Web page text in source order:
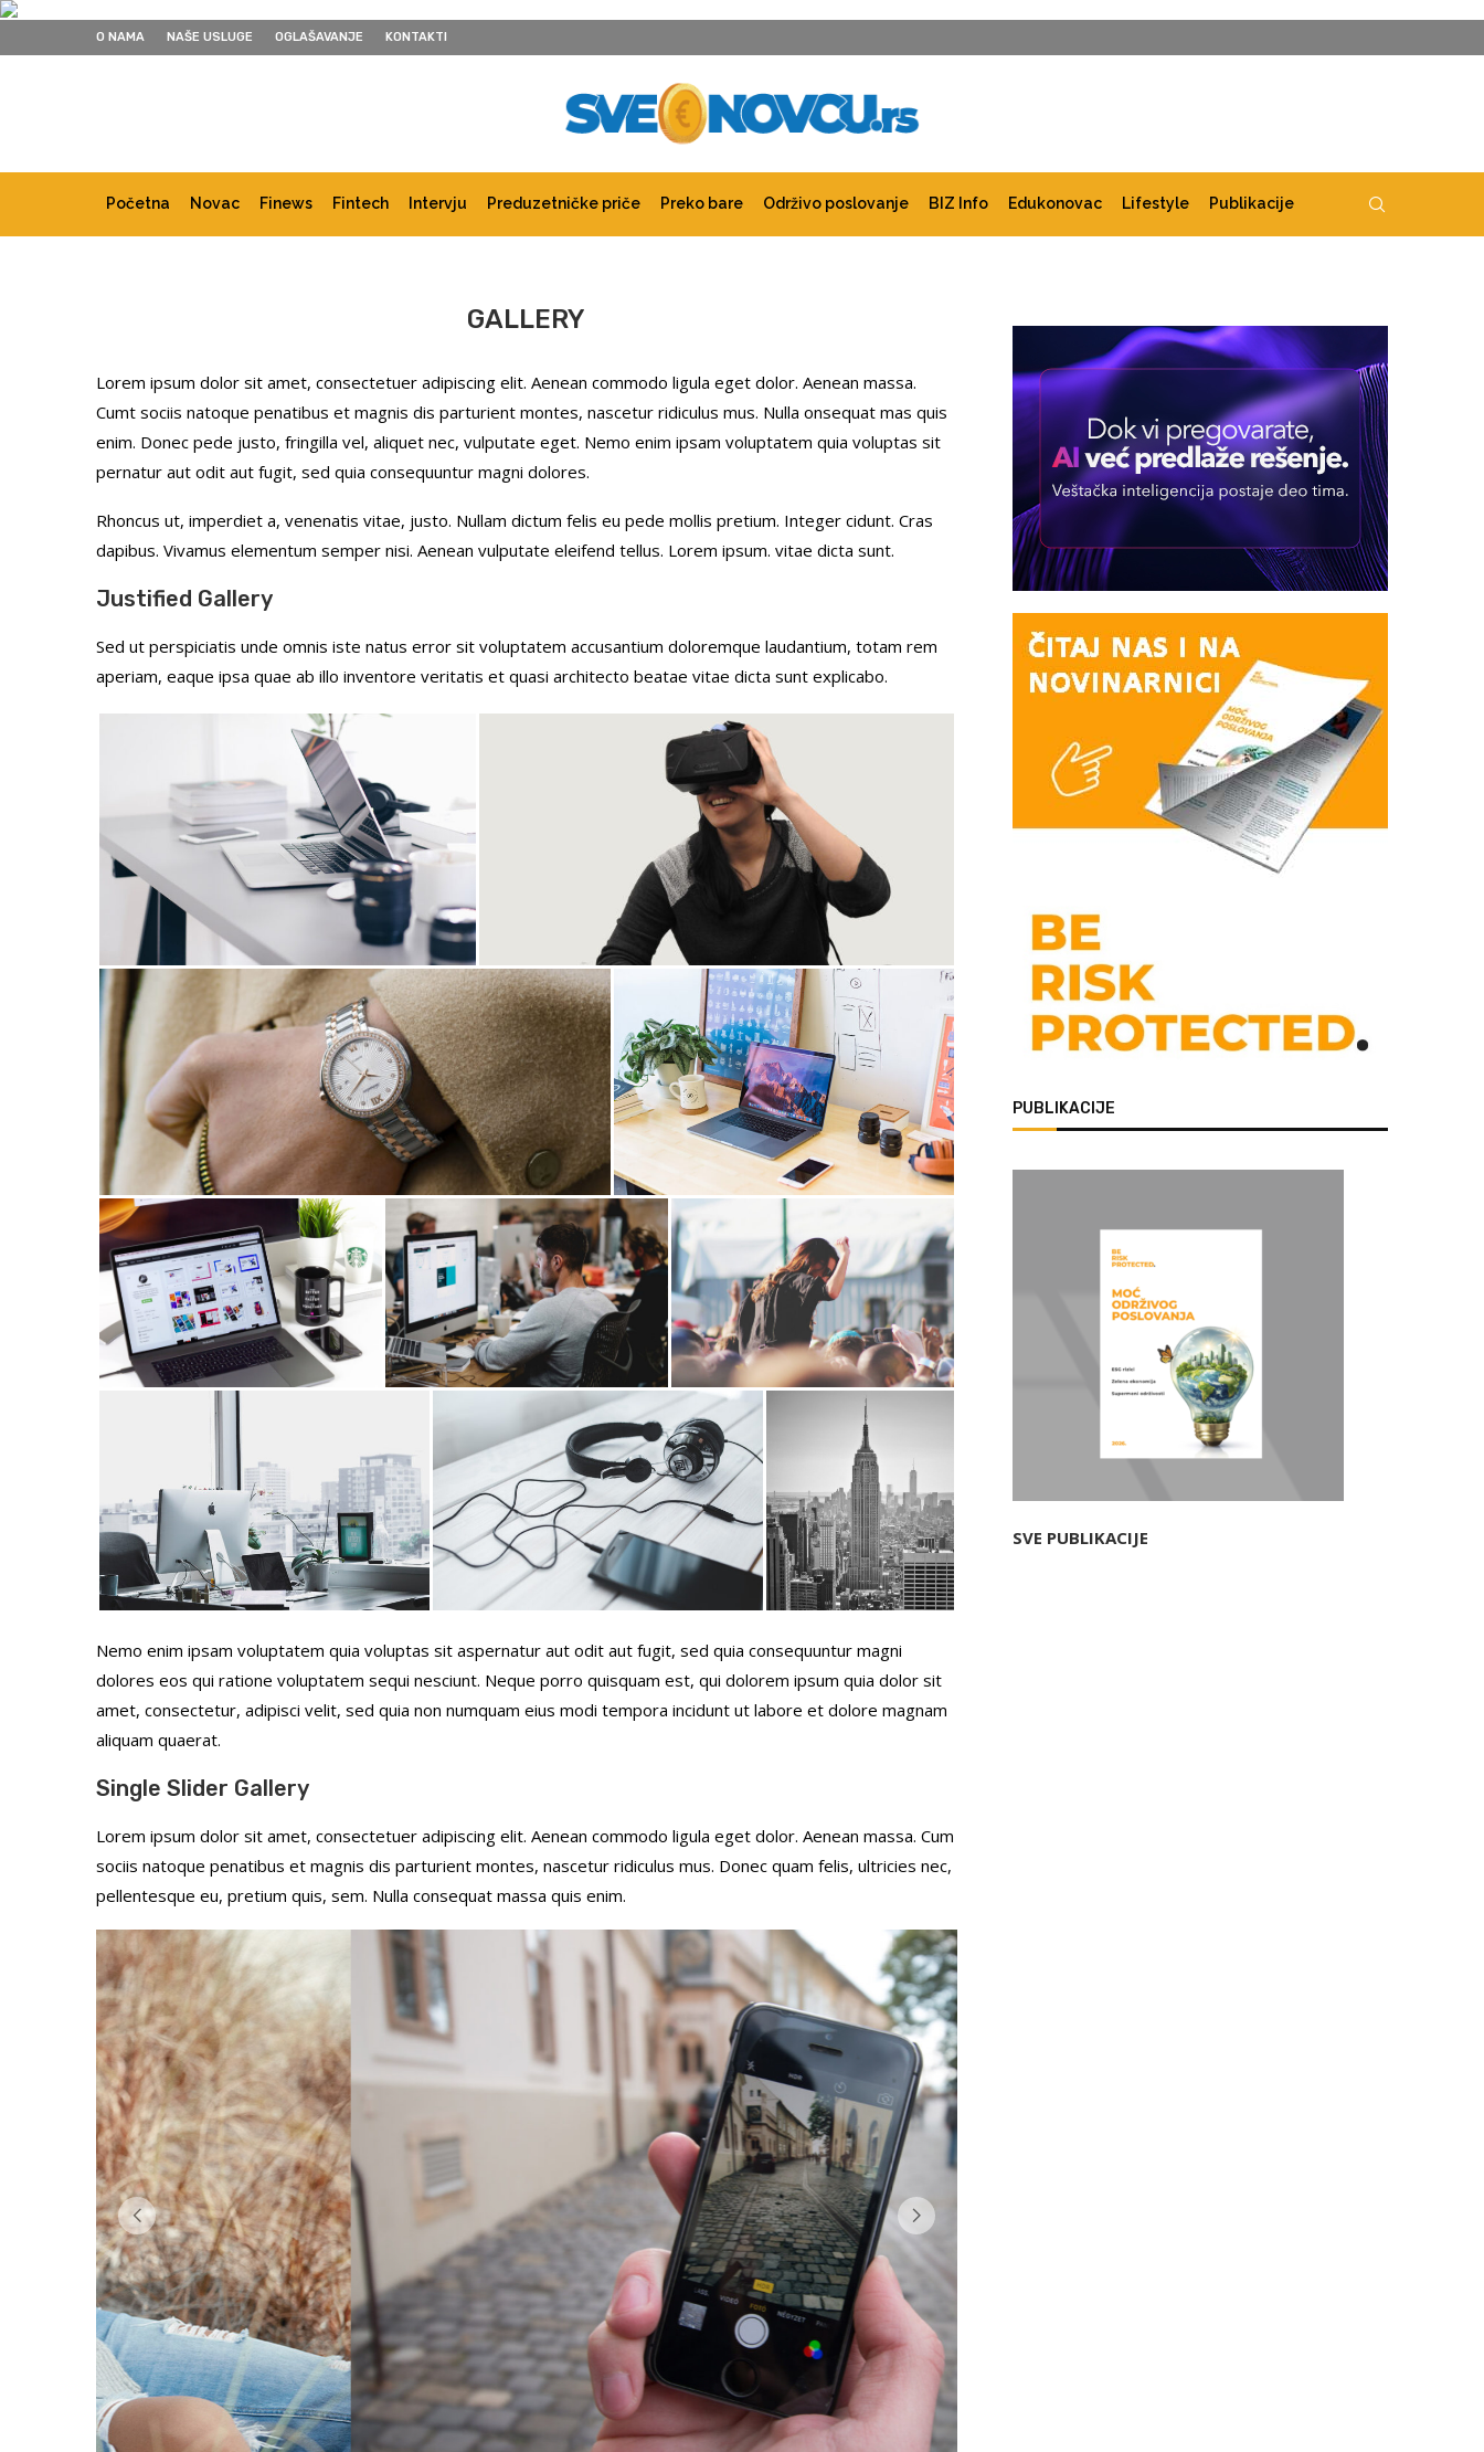
O NAMA NAŠE USLUGE OGLAŠAVANJE KONTAKTI
Početna Novac Finews Fintech Intervju Preduzetničke priče Preko bare Održivo poslovanje BIZ Info Edukonovac Lifestyle Publikacije
GALLERY
Lorem ipsum dolor sit amet, consectetuer adipiscing elit. Aenean commodo ligula eget dolor. Aenean massa.
Cumt sociis natoque penatibus et magnis dis parturient montes, nascetur ridiculus mus. Nulla onsequat mas quis
enim. Donec pede justo, fringilla vel, aliquet nec, vulputate eget. Nemo enim ipsam voluptatem quia voluptas sit
pernatur aut odit aut fugit, sed quia consequuntur magni dolores.
Rhoncus ut, imperdiet a, venenatis vitae, justo. Nullam dictum felis eu pede mollis pretium. Integer cidunt. Cras
dapibus. Vivamus elementum semper nisi. Aenean vulputate eleifend tellus. Lorem ipsum. vitae dicta sunt.
Justified Gallery
Sed ut perspiciatis unde omnis iste natus error sit voluptatem accusantium doloremque laudantium, totam rem
aperiam, eaque ipsa quae ab illo inventore veritatis et quasi architecto beatae vitae dicta sunt explicabo.
Nemo enim ipsam voluptatem quia voluptas sit aspernatur aut odit aut fugit, sed quia consequuntur magni
dolores eos qui ratione voluptatem sequi nesciunt. Neque porro quisquam est, qui dolorem ipsum quia dolor sit
amet, consectetur, adipisci velit, sed quia non numquam eius modi tempora incidunt ut labore et dolore magnam
aliquam quaerat.
Single Slider Gallery
Lorem ipsum dolor sit amet, consectetuer adipiscing elit. Aenean commodo ligula eget dolor. Aenean massa. Cum
sociis natoque penatibus et magnis dis parturient montes, nascetur ridiculus mus. Donec quam felis, ultricies nec,
pellentesque eu, pretium quis, sem. Nulla consequat massa quis enim.
PUBLIKACIJE
SVE PUBLIKACIJE